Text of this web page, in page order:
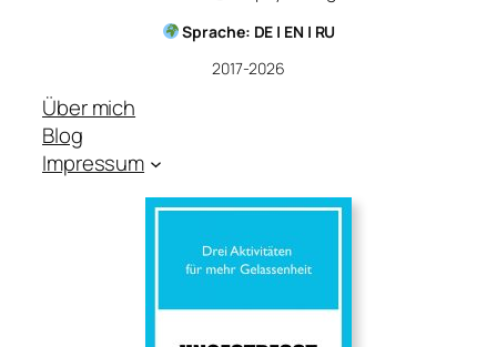
Sprache: DE | EN | RU
2017-2026
Über mich
Blog
Impressum